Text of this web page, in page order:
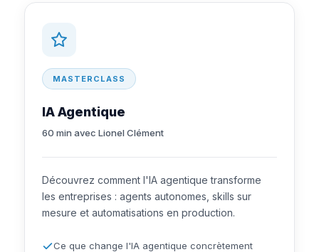
MASTERCLASS
IA Agentique
60 min avec Lionel Clément
Découvrez comment l'IA agentique transforme
les entreprises : agents autonomes, skills sur
mesure et automatisations en production.
Ce que change l'IA agentique concrètement